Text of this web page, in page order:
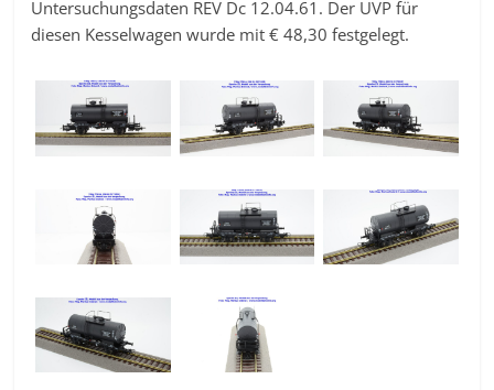
Untersuchungsdaten REV Dc 12.04.61. Der UVP für
diesen Kesselwagen wurde mit € 48,30 festgelegt.